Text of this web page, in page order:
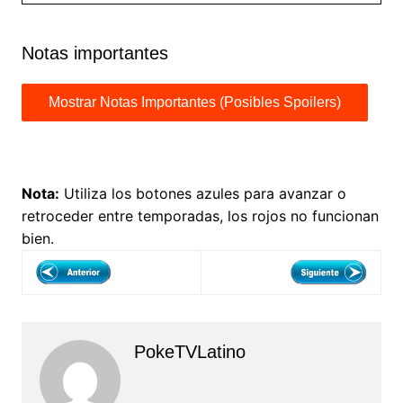
Notas importantes
Nota: Utiliza los botones azules para avanzar o
retroceder entre temporadas, los rojos no funcionan
bien.
PokeTVLatino